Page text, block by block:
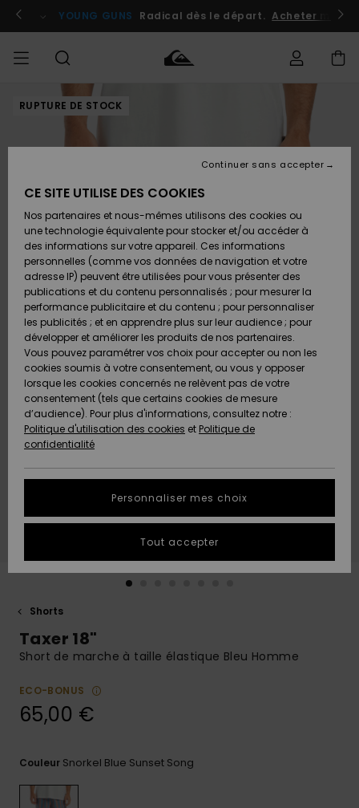
l'information
le
Se connecter / s'inscrire
YOUNG GUNS Radical dès le départ. Acheter
HOMME Vêtements
Chaussures
& Tongs
Surf
Snow
Nouveautés
A
Découvrir
Vêtements
Chaussures
& Tongs
Surf
Snow
Nouveautés
A
Découvrir
FEMME
Shop
A
Découvrir
Snow
SURF
Surf
Surf
Shop
Enfant
Highlights
Communauté
SNOW
Snow
Snow
Shop
Enfant
Snow
Shop
Femme
A
Découvrir
Communauté
OUTLET
Outlet
Enfant
Outlet
Femme
AIDE &
CONTACT
Accéder à
Retours
Paiement
Carte
Cadeau
Quiksilver
Freedom
Protection
des
tailles
conversation
à votre
réponses
MAGASINS
QUIKSILVER
RUPTURE DE STOCK
Shorts
Taxer 18"
Short de marche à taille élastique Bleu Homme
ECO-BONUS
65,00 €
Couleur Snorkel Blue Sunset Song
CE SITE UTILISE DES COOKIES
Nos partenaires et nous-mêmes utilisons des cookies ou
une technologie équivalente pour stocker et/ou accéder à
des informations sur votre appareil. Ces informations
personnelles (comme vos données de navigation et votre
adresse IP) peuvent être utilisées pour vous présenter des
publications et du contenu personnalisés ; pour mesurer la
performance publicitaire et du contenu ; pour personnaliser
les publicités ; et en apprendre plus sur leur audience ; pour
développer et améliorer les produits de nos partenaires.
Vous pouvez paramétrer vos choix pour accepter ou non les
cookies soumis à votre consentement, ou vous y opposer
lorsque les cookies concernés ne relèvent pas de votre
consentement (tels que certains cookies de mesure
d’audience). Pour plus d'informations, consultez notre :
Politique d'utilisation des cookies et Politique de
confidentialité
Personnaliser mes choix
Continuer sans accepter
Tout accepter